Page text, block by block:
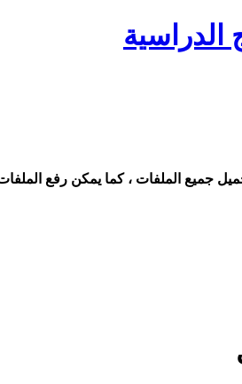
الدراسية
جميع الملفات ، كما يمكن رفع